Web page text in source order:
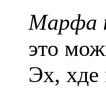
Мaрфа
это
Эх, хде